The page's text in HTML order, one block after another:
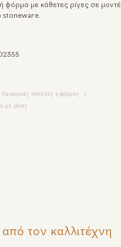
φόρμα με κάθετες ρίγες σε
stoneware.
Κεραμικές πιατέλες & φόρμες
με ρίγες
τον καλλιτέχνη